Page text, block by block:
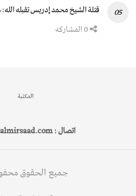
قتلة الشيخ محمد إدريس تقبله
المكتبة
اتصال : info@almirsaad.com
جميع الحقوق